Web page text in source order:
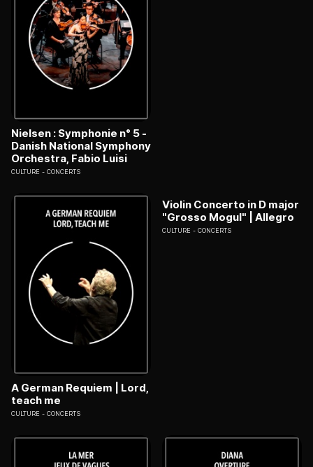
Nielsen : Symphonie n° 5 -
Danish National Symphony
Orchestra, Fabio Luisi
CULTURE CONCERTS
A German Requiem | Lord,
teach me
CULTURE CONCERTS
Violin Concerto in D major
"Grosso Mogul" | Allegro
CULTURE CONCERTS